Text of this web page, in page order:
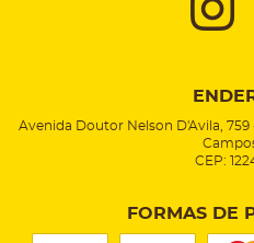
Avenida Doutor Nelson D'Avila, 759
CEP:
FORMAS DE